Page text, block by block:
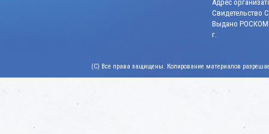
Адрес
Свидетельство
Выдано
г.
(C) Все права защищены. Копирование материалов